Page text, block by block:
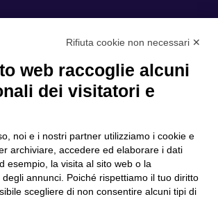
Finanziamenti e bandi
News & Eventi
Rifiuta cookie non necessari ✕
web raccoglie alcuni
dei visitatori e
noi e i nostri partner utilizziamo i cookie e
archiviare, accedere ed elaborare i dati
esempio, la visita al sito web o la
annunci. Poiché rispettiamo il tuo diritto
scegliere di non consentire alcuni tipi di